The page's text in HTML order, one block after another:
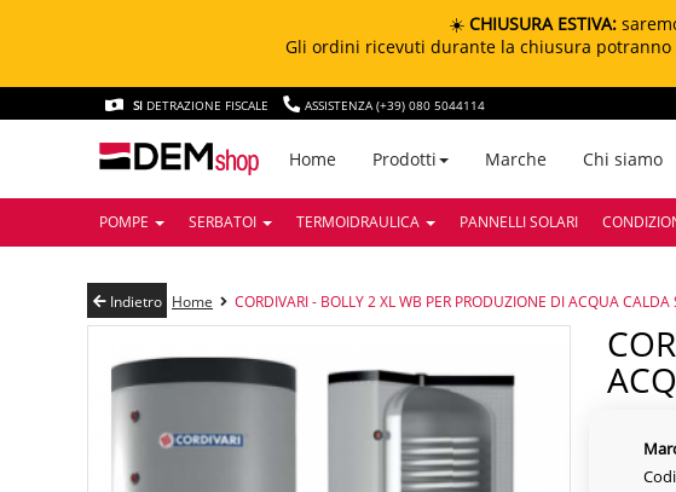
☀️ CHIUSURA ESTIVA:
Gli ordini ricevuti durante la chiusura potranno
SI DETRAZIONE FISCALE ASSISTENZA (+39) 080 5044114
Home Prodotti Marche Chi siamo
POMPE SERBATOI TERMOIDRAULICA PANNELLI SOLARI
Indietro Home CORDIVARI - BOLLY 2 XL WB PER PRODUZIONE DI ACQUA
CORDIVARI - BOLLY 2 XL WB PER PRODUZIONE DI